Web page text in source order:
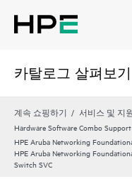
카탈로그 살펴보기
계속 쇼핑하기 서비스 및 지원
Hardware Software Combo
HPE Aruba Networking
HPE Aruba Networking
Switch SVC